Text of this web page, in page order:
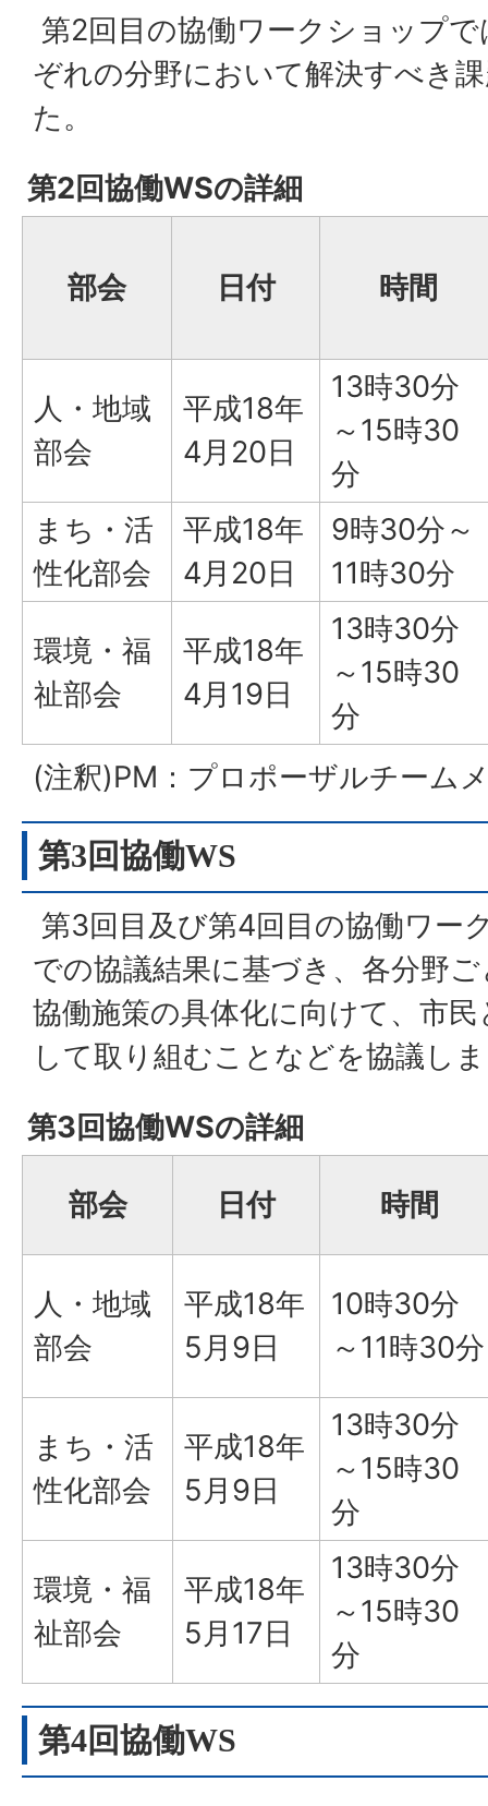
第2回目の協働ワークショップ
ぞれの分野において解決すべき
た。
第2回協働WSの詳細
部会 日付 時間
人・地域
部会
平成18年
4月20日
13時30分
～15時30
分
まち・活
性化部会
平成18年
4月20日
9時30分～
11時30分
環境・福
祉部会
平成18年
4月19日
13時30分
～15時30
分
(注釈)PM：プロポーザルチーム
第3回協働WS
第3回目及び第4回目の協働ワー
での協議結果に基づき、各分野
協働施策の具体化に向けて、市
して取り組むことなどを協議し
第3回協働WSの詳細
部会 日付 時間
人・地域
部会
平成18年
5月9日
10時30分
～11時30分
まち・活
性化部会
平成18年
5月9日
13時30分
～15時30
分
環境・福
祉部会
平成18年
5月17日
13時30分
～15時30
分
第4回協働WS